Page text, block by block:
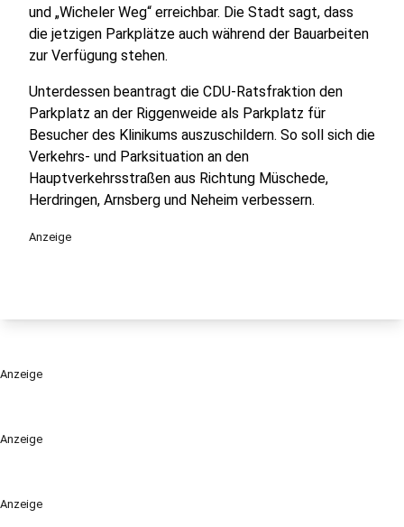
Anzeige
Anzeige
und „Wicheler Weg“ erreichbar. Die Stadt sagt, dass
die jetzigen Parkplätze auch während der Bauarbeiten
zur Verfügung stehen.
Unterdessen beantragt die CDU-Ratsfraktion den
Parkplatz an der Riggenweide als Parkplatz für
Besucher des Klinikums auszuschildern. So soll sich die
Verkehrs- und Parksituation an den
Hauptverkehrsstraßen aus Richtung Müschede,
Herdringen, Arnsberg und Neheim verbessern.
Anzeige
Anzeige